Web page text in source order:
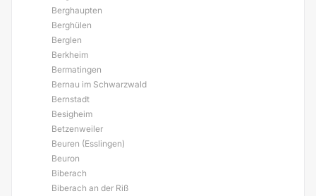
Berghaupten
Berghülen
Berglen
Berkheim
Bermatingen
Bernau im Schwarzwald
Bernstadt
Besigheim
Betzenweiler
Beuren (Esslingen)
Beuron
Biberach
Biberach an der Riß